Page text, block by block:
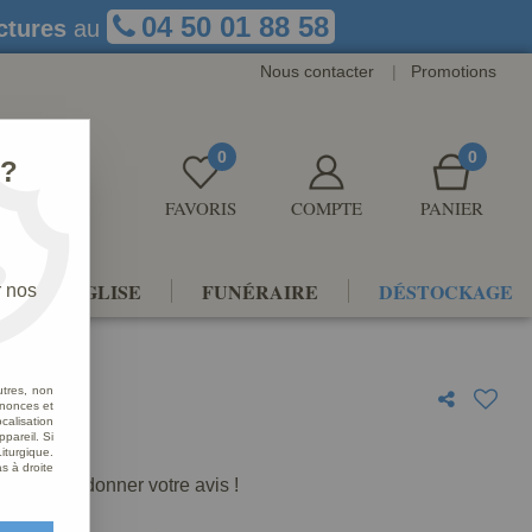
au 04 50 01 88 58
Nous contacter | Promotions
0
FAVORIS COMPTE
0
PANIER
D'ÉGLISE FUNÉRAIRE DÉSTOCKAGE
à donner votre avis !
nos
non
et
Si
à droite